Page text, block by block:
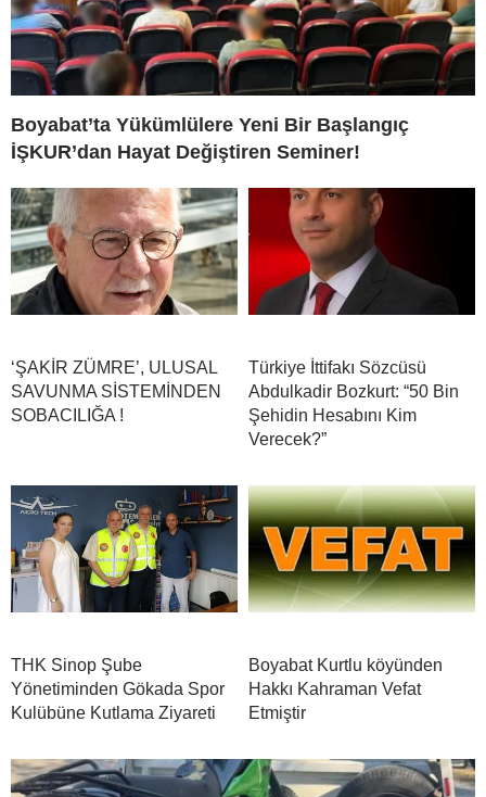
Boyabat’ta Yükümlülere Yeni Bir Başlangıç
İŞKUR’dan Hayat Değiştiren Seminer!
‘ŞAKİR ZÜMRE’, ULUSAL
SAVUNMA SİSTEMİNDEN
SOBACILIĞA !
Türkiye İttifakı Sözcüsü
Abdulkadir Bozkurt: “50 Bin
Şehidin Hesabını Kim
Verecek?”
THK Sinop Şube
Yönetiminden Gökada Spor
Kulübüne Kutlama Ziyareti
Boyabat Kurtlu köyünden
Hakkı Kahraman Vefat
Etmiştir